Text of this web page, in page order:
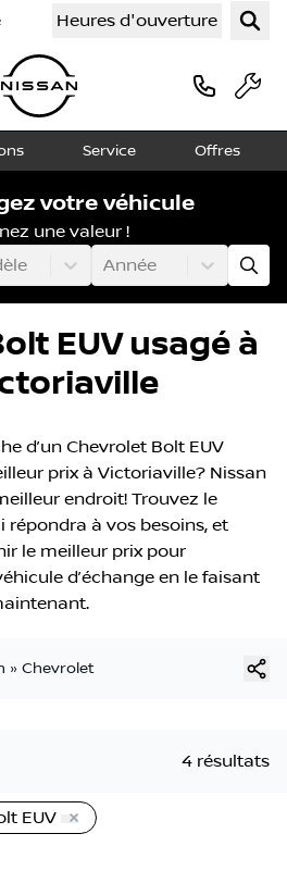
Heures d'ouverture
Service Offres
votre véhicule
une valeur !
Année
EUV usagé à
d’un Chevrolet Bolt EUV
prix à Victoriaville? Nissan
endroit! Trouvez le
répondra à vos besoins, et
le meilleur prix pour
d’échange en le faisant
» Chevrolet
4 résultats
EUV